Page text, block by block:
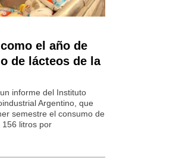
el año de
de lácteos de la
informe del Instituto
Argentino, que
semestre el consumo de
156 litros por